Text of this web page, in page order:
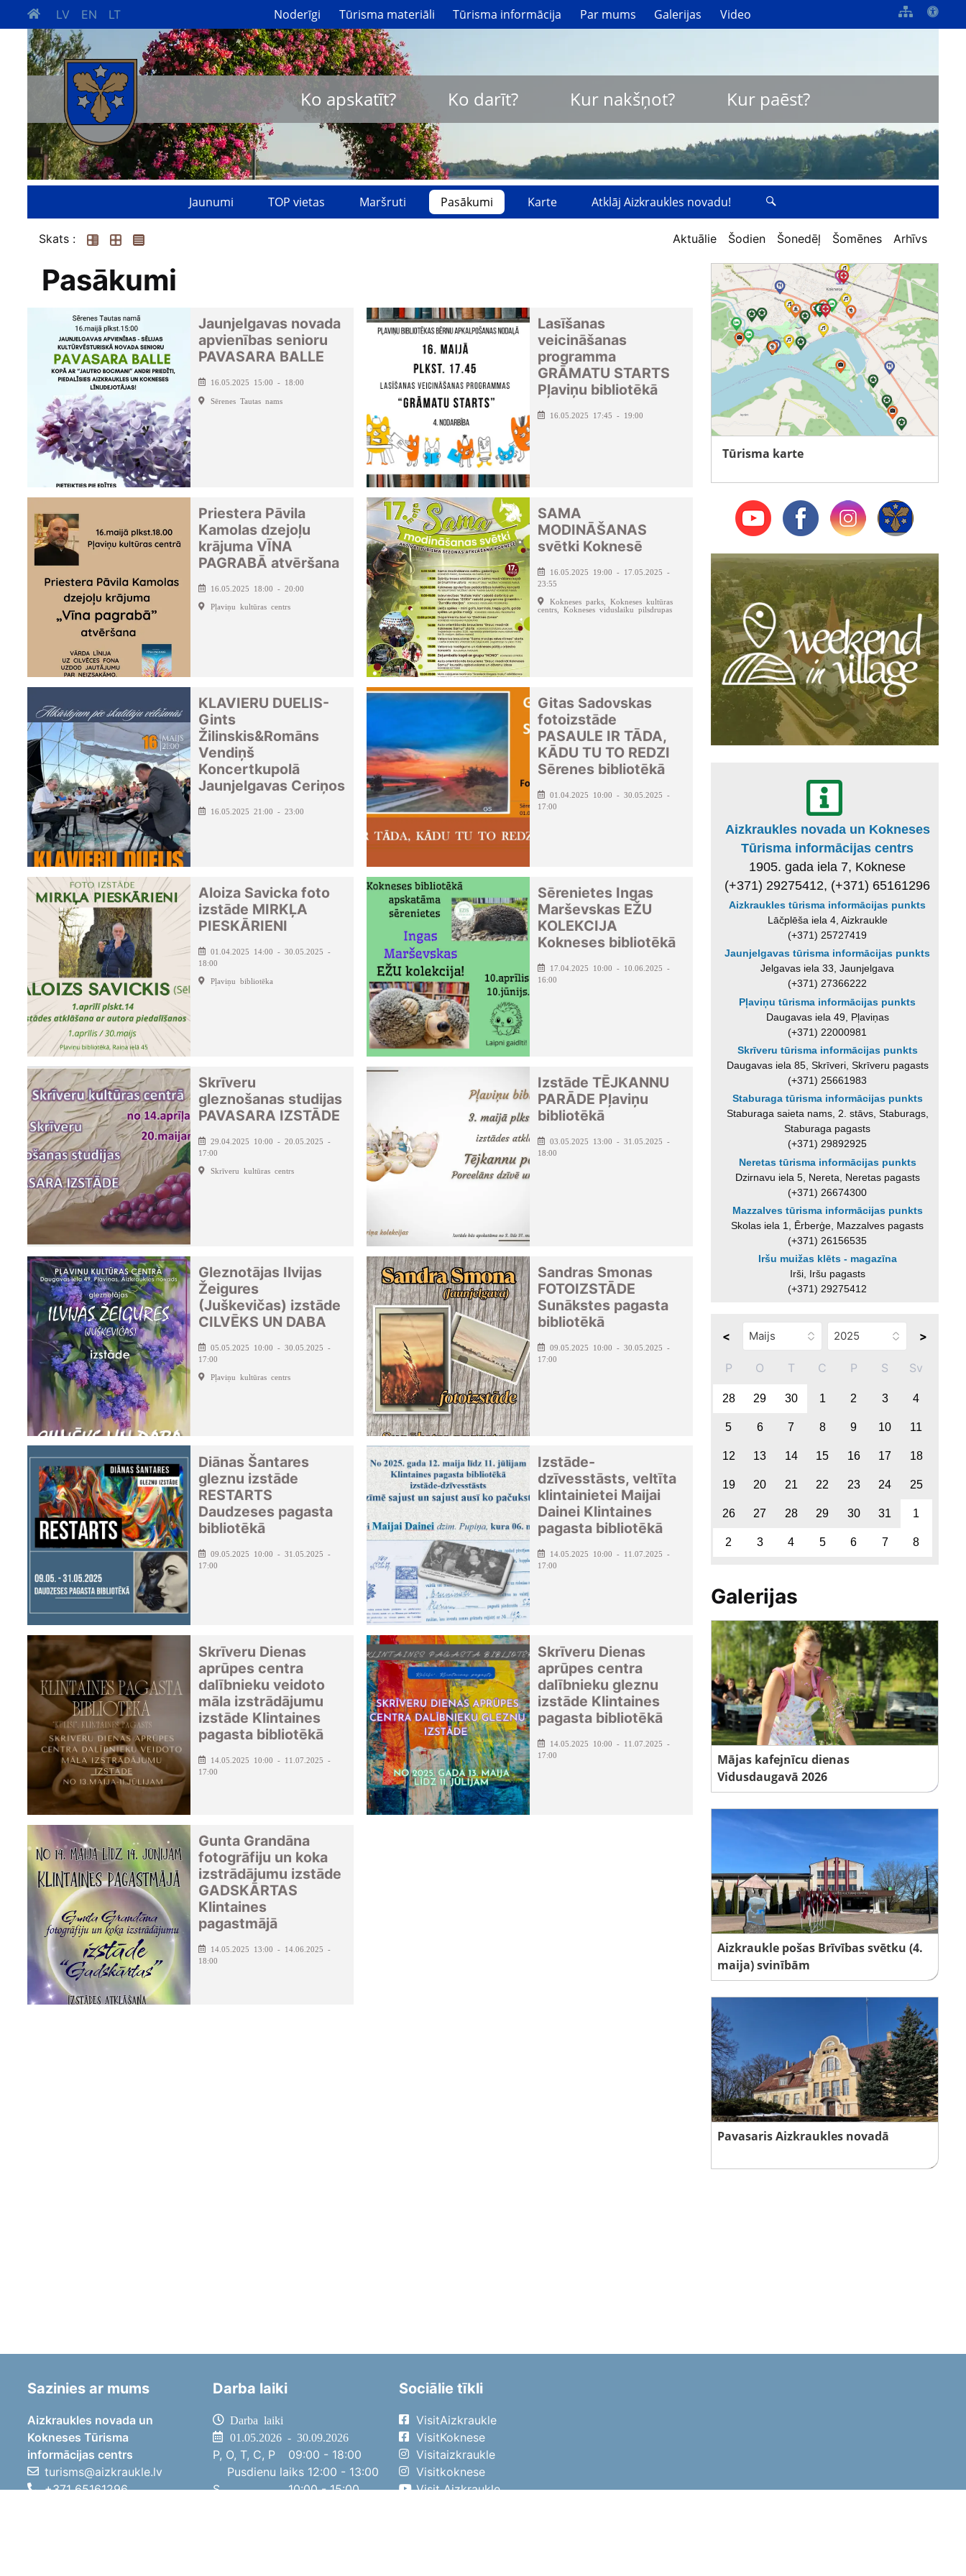
LV EN LT Noderīgi Tūrisma materiāli Tūrisma informācija Par mums Galerijas Video
Ko apskatīt? Ko darīt? Kur nakšņot? Kur paēst?
Jaunumi TOP vietas Maršruti Pasākumi Karte Atklāj Aizkraukles novadu!
Skats : Aktuālie Šodien Šonedēļ Šomēnes Arhīvs
Pasākumi
Jaunjelgavas novada
apvienības senioru
PAVASARA BALLE
16.05.2025 15:00 - 18:00
Sērenes Tautas nams
Lasīšanas
veicināšanas
programma
GRĀMATU STARTS
Pļaviņu bibliotēkā
16.05.2025 17:45 - 19:00
Priestera Pāvila
Kamolas dzejoļu
krājuma VĪNA
PAGRABĀ atvēršana
16.05.2025 18:00 - 20:00
Pļaviņu kultūras centrs
SAMA
MODINĀŠANAS
svētki Koknesē
16.05.2025 19:00 - 17.05.2025 -
23:55
Kokneses parks, Kokneses kultūras
centrs, Kokneses viduslaiku pilsdrupas
KLAVIERU DUELIS-
Gints
Žilinskis&Romāns
Vendiņš
Koncertkupolā
Jaunjelgavas Ceriņos
16.05.2025 21:00 - 23:00
Gitas Sadovskas
fotoizstāde
PASAULE IR TĀDA,
KĀDU TU TO REDZI
Sērenes bibliotēkā
01.04.2025 10:00 - 30.05.2025 -
17:00
Aloiza Savicka foto
izstāde MIRKĻA
PIESKĀRIENI
01.04.2025 14:00 - 30.05.2025 -
18:00
Pļaviņu bibliotēka
Sērenietes Ingas
Marševskas EŽU
KOLEKCIJA
Kokneses bibliotēkā
17.04.2025 10:00 - 10.06.2025 -
16:00
Skrīveru
gleznošanas studijas
PAVASARA IZSTĀDE
29.04.2025 10:00 - 20.05.2025 -
17:00
Skrīveru kultūras centrs
Izstāde TĒJKANNU
PARĀDE Pļaviņu
bibliotēkā
03.05.2025 13:00 - 31.05.2025 -
18:00
Gleznotājas Ilvijas
Žeigures
(Juškevičas) izstāde
CILVĒKS UN DABA
05.05.2025 10:00 - 30.05.2025 -
17:00
Pļaviņu kultūras centrs
Sandras Smonas
FOTOIZSTĀDE
Sunākstes pagasta
bibliotēkā
09.05.2025 10:00 - 30.05.2025 -
17:00
Diānas Šantares
gleznu izstāde
RESTARTS
Daudzeses pagasta
bibliotēkā
09.05.2025 10:00 - 31.05.2025 -
17:00
Izstāde-
dzīvesstāsts, veltīta
klintainietei Maijai
Dainei Klintaines
pagasta bibliotēkā
14.05.2025 10:00 - 11.07.2025 -
17:00
Skrīveru Dienas
aprūpes centra
dalībnieku veidoto
māla izstrādājumu
izstāde Klintaines
pagasta bibliotēkā
14.05.2025 10:00 - 11.07.2025 -
17:00
Skrīveru Dienas
aprūpes centra
dalībnieku gleznu
izstāde Klintaines
pagasta bibliotēkā
14.05.2025 10:00 - 11.07.2025 -
17:00
Gunta Grandāna
fotogrāfiju un koka
izstrādājumu izstāde
GADSKĀRTAS
Klintaines
pagastmājā
14.05.2025 13:00 - 14.06.2025 -
18:00
Tūrisma karte
Aizkraukles novada un Kokneses
Tūrisma informācijas centrs
1905. gada iela 7, Koknese
(+371) 29275412, (+371) 65161296
Aizkraukles tūrisma informācijas punkts
Lāčplēša iela 4, Aizkraukle
(+371) 25727419
Jaunjelgavas tūrisma informācijas punkts
Jelgavas iela 33, Jaunjelgava
(+371) 27366222
Pļaviņu tūrisma informācijas punkts
Daugavas iela 49, Pļaviņas
(+371) 22000981
Skrīveru tūrisma informācijas punkts
Daugavas iela 85, Skrīveri, Skrīveru pagasts
(+371) 25661983
Staburaga tūrisma informācijas punkts
Staburaga saieta nams, 2. stāvs, Staburags,
Staburaga pagasts
(+371) 29892925
Neretas tūrisma informācijas punkts
Dzirnavu iela 5, Nereta, Neretas pagasts
(+371) 26674300
Mazzalves tūrisma informācijas punkts
Skolas iela 1, Ērberģe, Mazzalves pagasts
(+371) 26156535
Iršu muižas klēts - magazīna
Irši, Iršu pagasts
(+371) 29275412
< >
P O T C P S Sv
28 29 30 1 2 3 4
5 6 7 8 9 10 11
12 13 14 15 16 17 18
19 20 21 22 23 24 25
26 27 28 29 30 31 1
2 3 4 5 6 7 8
Galerijas
Mājas kafejnīcu dienas
Vidusdaugavā 2026
Aizkraukle pošas Brīvības svētku (4.
maija) svinībām
Pavasaris Aizkraukles novadā
Sazinies ar mums
Aizkraukles novada un
Kokneses Tūrisma
informācijas centrs
turisms@aizkraukle.lv
+371 65161296
Darba laiki
Darba laiki
01.05.2026 - 30.09.2026
P, O, T, C, P
09:00 - 18:00
Pusdienu laiks 12:00 - 13:00
S
10:00 - 15:00
Sociālie tīkli
VisitAizkraukle
VisitKoknese
Visitaizkraukle
Visitkoknese
Visit Aizkraukle